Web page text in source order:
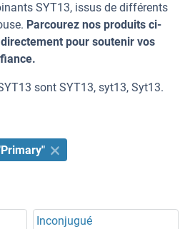
SYT13, issus de différents
Parcourez nos produits ci-
pour soutenir vos
sont SYT13, syt13, Syt13.
Inconjugué